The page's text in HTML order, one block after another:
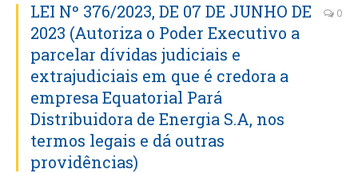
LEI Nº 376/2023, DE 07 DE JUNHO DE
2023 (Autoriza o Poder Executivo a
parcelar dívidas judiciais e
extrajudiciais em que é credora a
empresa Equatorial Pará
Distribuidora de Energia S.A, nos
termos legais e dá outras
providências)
0